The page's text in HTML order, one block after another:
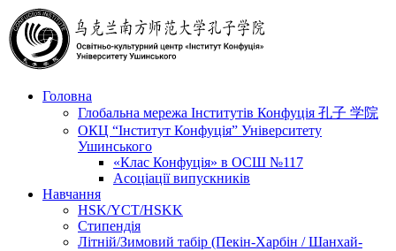
Головна
Глобальна мережа Інститутів Конфуція 孔子 学院
ОКЦ “Інститут Конфуція” Університету
Ушинського
«Клас Конфуція» в ОСШ №117
Асоціації випускників
Навчання
HSK/YCT/HSKK
Стипендія
Літній/Зимовий табір (Пекін-Харбін / Шанхай-